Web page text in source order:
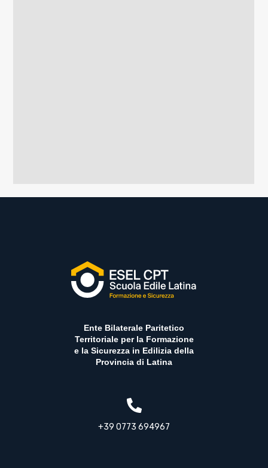
Ente Bilaterale Paritetico
Territoriale per la Formazione
e la Sicurezza in Edilizia della
Provincia di Latina
+39 0773 694967